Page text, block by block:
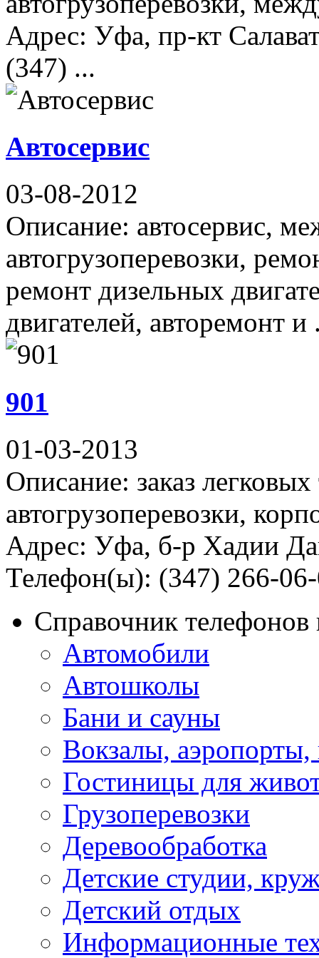
Адрес: Уфа, пр-кт
(347) ...
Автосервис
03-08-2012
Описание: автосервис,
автогрузоперевозки,
ремонт дизельных
двигателей, авторемонт и
901
01-03-2013
Описание: заказ легковых
автогрузоперевозки,
Адрес: Уфа, б-р Хадии
Телефон(ы): (347) 266-
Справочник
Автомобили
Автошколы
Бани и сауны
Вокзалы,
Гостиницы для
Грузоперевозки
Деревообработка
Детские студии,
Детский отдых
Информационные